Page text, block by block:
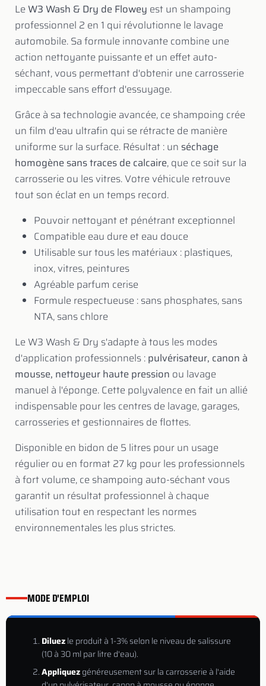
LeW3 Wash & Dry de Flowey est un shampoing
professionnel 2 en 1 qui révolutionne le lavage
automobile. Sa formule innovante combine une
action nettoyante puissante et un effet auto-
séchant, vous permettant d'obtenir une carrosserie
impeccable sans effort d'essuyage.
Grâce à sa technologie avancée, ce shampoing crée
un film d'eau ultrafin qui se rétracte de manière
uniforme sur la surface. Résultat : un séchage
homogène sans traces de calcaire, que ce soit sur la
carrosserie ou les vitres. Votre véhicule retrouve
tout son éclat en un temps record.
Pouvoir nettoyant et pénétrant exceptionnel
Compatible eau dure et eau douce
Utilisable sur tous les matériaux : plastiques,
inox, vitres, peintures
Agréable parfum cerise
Formule respectueuse : sans phosphates, sans
NTA, sans chlore
Le W3 Wash & Dry s'adapte à tous les modes
d'application professionnels :pulvérisateur, canon à
mousse, nettoyeur haute pression ou lavage
manuel à l'éponge. Cette polyvalence en fait un allié
indispensable pour les centres de lavage, garages,
carrosseries et gestionnaires de flottes.
Disponible en bidon de 5 litres pour un usage
régulier ou en format 27 kg pour les professionnels
à fort volume, ce shampoing auto-séchant vous
garantit un résultat professionnel à chaque
utilisation tout en respectant les normes
environnementales les plus strictes.
MODE D'EMPLOI
Diluezle produit à 1-3% selon le niveau de salissure
(10 à 30 ml par litre d'eau).
Appliquezgénéreusement sur la carrosserie à l'aide